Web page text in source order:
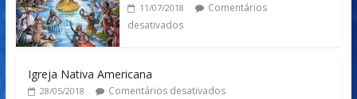
11/07/2018
Comentários
desativados
Igreja Nativa Americana
28/05/2018 Comentários desativados